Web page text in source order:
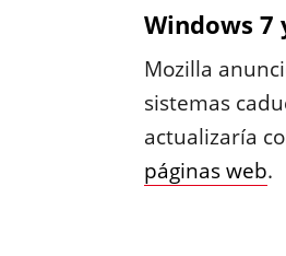
Windows 7
Mozilla
sistemas
actualizaría
páginas web.